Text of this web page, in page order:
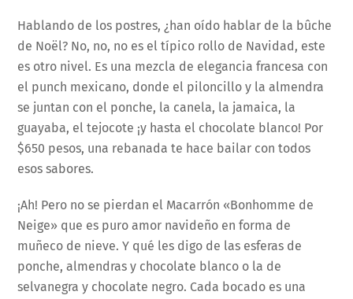
Hablando de los postres, ¿han oído hablar de la bûche
de Noël? No, no, no es el típico rollo de Navidad, este
es otro nivel. Es una mezcla de elegancia francesa con
el punch mexicano, donde el piloncillo y la almendra
se juntan con el ponche, la canela, la jamaica, la
guayaba, el tejocote ¡y hasta el chocolate blanco! Por
$650 pesos, una rebanada te hace bailar con todos
esos sabores.
¡Ah! Pero no se pierdan el Macarrón «Bonhomme de
Neige» que es puro amor navideño en forma de
muñeco de nieve. Y qué les digo de las esferas de
ponche, almendras y chocolate blanco o la de
selvanegra y chocolate negro. Cada bocado es una